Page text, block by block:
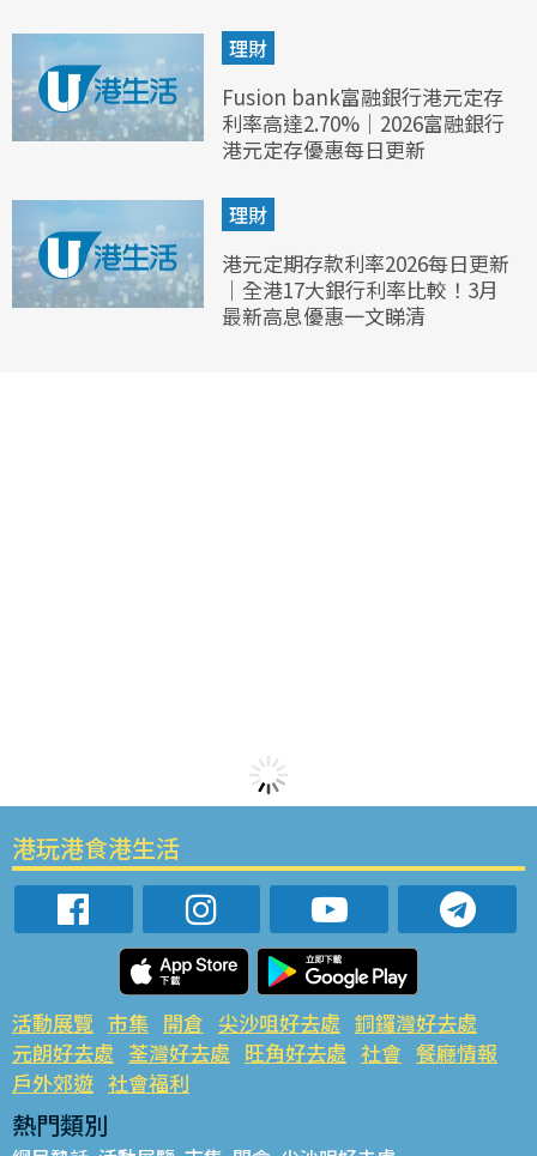
理財
Fusion bank富融銀行港元定存
利率高達2.70%｜2026富融銀行
港元定存優惠每日更新
理財
港元定期存款利率2026每日更新
｜全港17大銀行利率比較！3月
最新高息優惠一文睇清
港玩港食港生活
活動展覽 市集 開倉 尖沙咀好去處 銅鑼灣好去處
元朗好去處 荃灣好去處 旺角好去處 社會 餐廳情報
戶外郊遊 社會福利
熱門類別